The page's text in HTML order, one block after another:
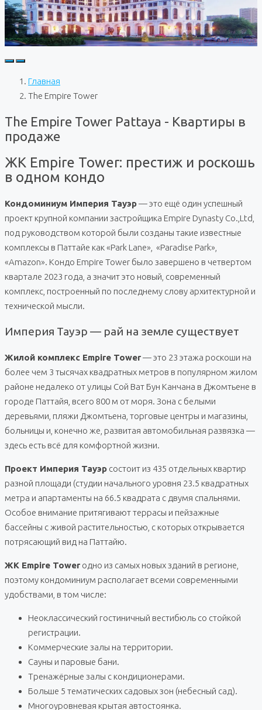
Главная
The Empire Tower
The Empire Tower Pattaya - Квартиры в
продаже
ЖК Empire Tower: престиж и роскошь
в одном кондо
Кондоминиум Империя Тауэр— это ещё один успешный
проект крупной компании застройщика Empire Dynasty Co.,Ltd,
под руководством которой были созданы такие известные
комплексы в Паттайе как «Park Lane», «Paradise Park»,
«Amazon». Кондо Empire Tower было завершено в четвертом
квартале 2023 года, а значит это новый, современный
комплекс, построенный по последнему слову архитектурной и
технической мысли.
Империя Тауэр — рай на земле существует
Жилой комплекс Empire Tower— это 23 этажа роскоши на
более чем 3 тысячах квадратных метров в популярном жилом
районе недалеко от улицы Сой Ват Бун Канчана в Джомтьене в
городе Паттайя, всего 800 м от моря. Зона с белыми
деревьями, пляжи Джомтьена, торговые центры и магазины,
больницы и, конечно же, развитая автомобильная развязка —
здесь есть всё для комфортной жизни.
Проект Империя Тауэр состоит из 435 отдельных квартир
разной площади (студии начального уровня 23.5 квадратных
метра и апартаменты на 66.5 квадрата с двумя спальнями.
Особое внимание притягивают террасы и пейзажные
бассейны с живой растительностью, с которых открывается
потрясающий вид на Паттайю.
ЖК Empire Tower одно из самых новых зданий в регионе,
поэтому кондоминиум располагает всеми современными
удобствами, в том числе:
Неоклассический гостиничный вестибюль со стойкой
регистрации.
Коммерческие залы на территории.
Сауны и паровые бани.
Тренажёрные залы с кондиционерами.
Больше 5 тематических садовых зон (небесный сад).
Многоуровневая крытая автостоянка.